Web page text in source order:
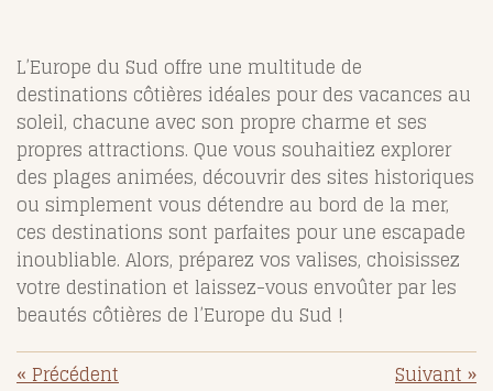
L’Europe du Sud offre une multitude de
destinations côtières idéales pour des vacances au
soleil, chacune avec son propre charme et ses
propres attractions. Que vous souhaitiez explorer
des plages animées, découvrir des sites historiques
ou simplement vous détendre au bord de la mer,
ces destinations sont parfaites pour une escapade
inoubliable. Alors, préparez vos valises, choisissez
votre destination et laissez-vous envoûter par les
beautés côtières de l’Europe du Sud !
«Précédent Suivant»